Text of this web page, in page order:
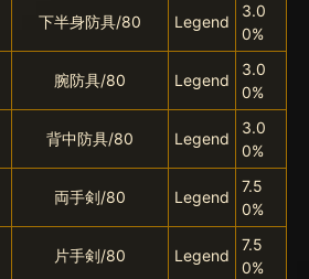
下半身防具/80 Legend
3.0
0%
腕防具/80 Legend
3.0
0%
背中防具/80 Legend
3.0
0%
両手剣/80 Legend
7.5
0%
片手剣/80 Legend
7.5
0%